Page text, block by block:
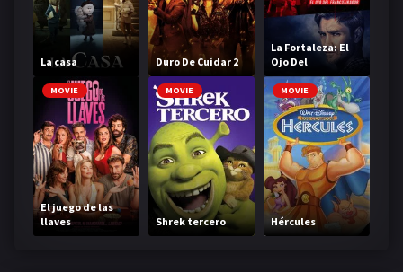
La casa Duro De Cuidar 2
La Fortaleza: El
Ojo Del
Francotirador
MOVIE
El juego de las
llaves
MOVIE
Shrek tercero
MOVIE
Hércules